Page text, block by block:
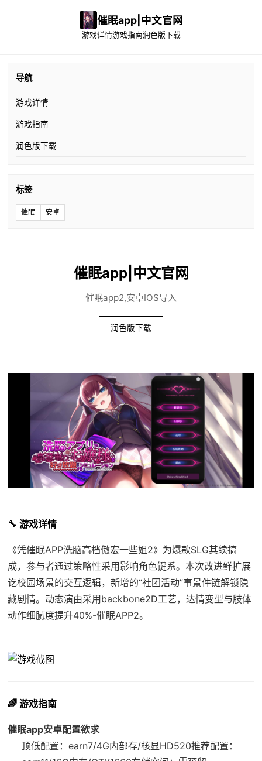
催眠app|中文官网
游戏详情游戏指南润色版下载
导航
游戏详情
游戏指南
润色版下载
标签
催眠 安卓
催眠app|中文官网
催眠app2,安卓IOS导入
润色版下载
🔧 游戏详情
《凭催眠APP洗脑高档傲宏一些姐2》为爆款SLG其续搞
成，参与者通过策略性采用影响角色键系。本次改进鲜扩展
讫校园场景的交互逻辑，新增的“社团活动”事景件链解锁隐
藏剧情。动态演由采用backbone2D工艺，达情变型与肢体
动作细腻度提升40%-催眠APP2。
🌈 游戏指南
催眠app安卓配置欲求
​顶低配置​ ​：earn7/4G内部存/核显HD520​推荐配置​ ​：